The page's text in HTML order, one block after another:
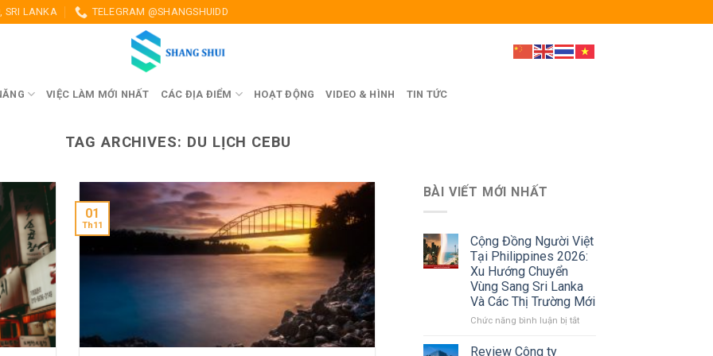
SRI LANKA TELEGRAM @SHANGSHUIDD
VIỆC LÀM MỚI NHẤT CÁC ĐỊA ĐIỂM HOẠT ĐỘNG VIDEO & HÌNH TIN TỨC
TAG ARCHIVES: DU LỊCH CEBU
01
Th11
BÀI VIẾT MỚI NHẤT
Cộng Đồng Người Việt
Tại Philippines 2026:
Xu Hướng Chuyển
Vùng Sang Sri Lanka
Và Các Thị Trường Mới
Chức năng bình luận bị tắtở
Review Công ty